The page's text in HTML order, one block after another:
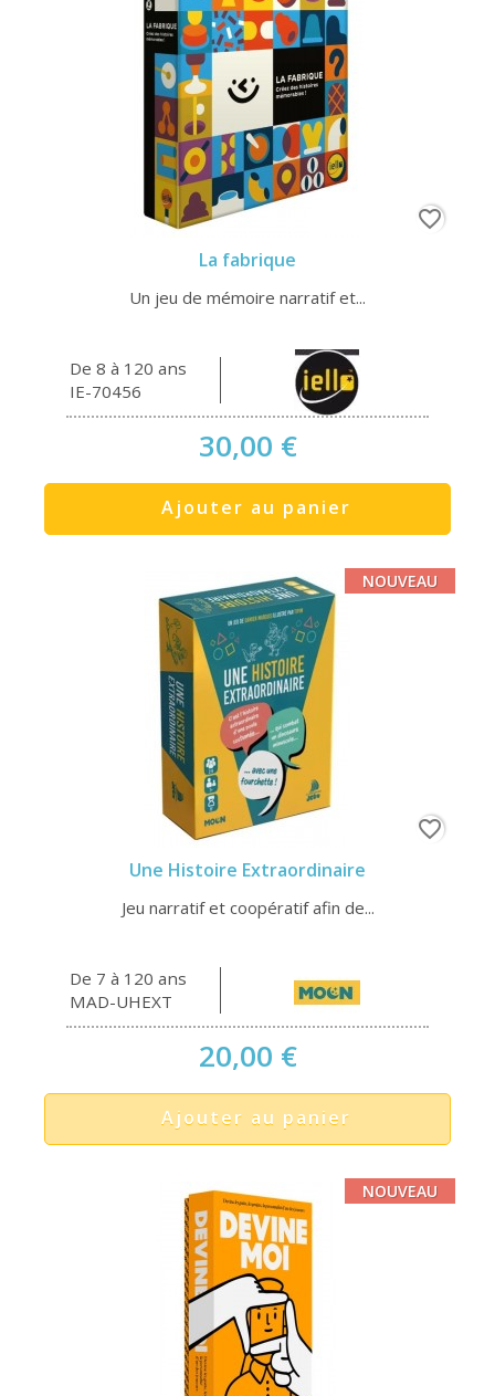
La fabrique
Un jeu de mémoire narratif et...
De 8 à 120 ans
IE-70456
30,00 €
Ajouter au panier
favorite_border
Une Histoire Extraordinaire
Jeu narratif et coopératif afin de...
De 7 à 120 ans
MAD-UHEXT
20,00 €
Ajouter au panier
NOUVEAU
favorite_border
NOUVEAU